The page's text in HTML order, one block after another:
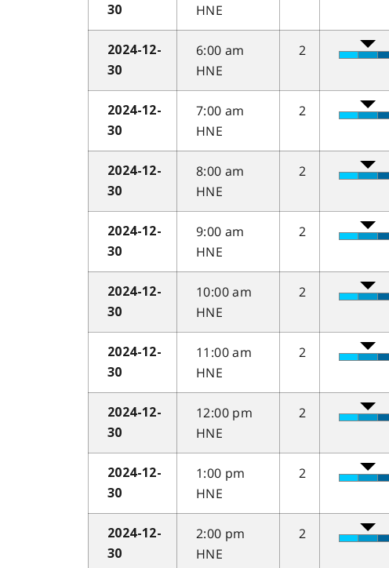
30
HNE
2024-12-
30
6:00 am
HNE
2
2024-12-
30
7:00 am
HNE
2
2024-12-
30
8:00 am
HNE
2
2024-12-
30
9:00 am
HNE
2
2024-12-
30
10:00 am
HNE
2
2024-12-
30
11:00 am
HNE
2
2024-12-
30
12:00 pm
HNE
2
2024-12-
30
1:00 pm
HNE
2
2024-12-
30
2:00 pm
HNE
2